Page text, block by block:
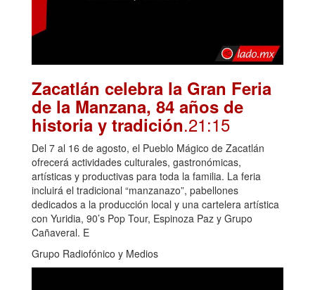
Zacatlán celebra la Gran Feria
de la Manzana, 84 años de
historia y tradición.21:15
Del 7 al 16 de agosto, el Pueblo Mágico de Zacatlán
ofrecerá actividades culturales, gastronómicas,
artísticas y productivas para toda la familia. La feria
incluirá el tradicional “manzanazo”, pabellones
dedicados a la producción local y una cartelera artística
con Yuridia, 90’s Pop Tour, Espinoza Paz y Grupo
Cañaveral. E
Grupo Radiofónico y Medios